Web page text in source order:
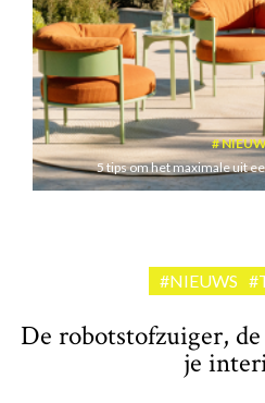
5 tips om het maximale uit
#NIEUWS
De robotstofzuiger,
je